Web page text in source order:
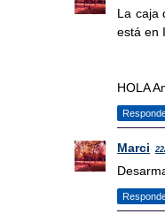
La caja
está en I
HOLA
Marci